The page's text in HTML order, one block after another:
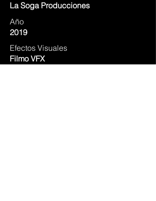
La Soga Producciones
Año
2019
Efectos Visuales
Filmo VFX